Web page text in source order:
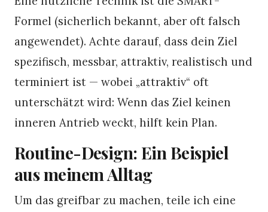
Formel (sicherlich bekannt, aber oft falsch
angewendet). Achte darauf, dass dein Ziel
spezifisch, messbar, attraktiv, realistisch und
terminiert ist — wobei „attraktiv“ oft
unterschätzt wird: Wenn das Ziel keinen
inneren Antrieb weckt, hilft kein Plan.
Routine-Design: Ein Beispiel
aus meinem Alltag
Um das greifbar zu machen, teile ich eine